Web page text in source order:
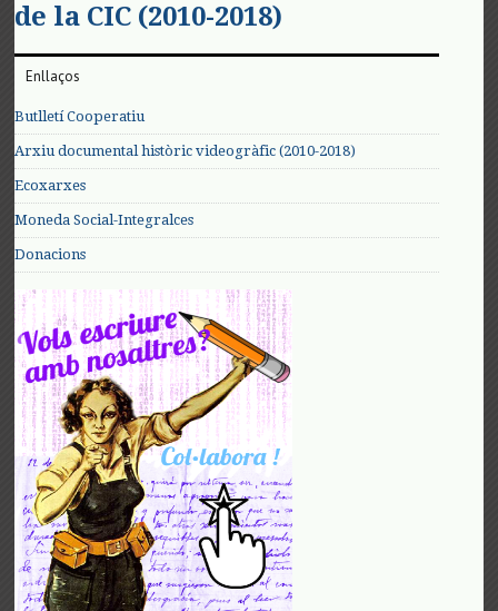
de la CIC (2010-2018)
Enllaços
Butlletí Cooperatiu
Arxiu documental històric videogràfic (2010-2018)
Ecoxarxes
Moneda Social-Integralces
Donacions